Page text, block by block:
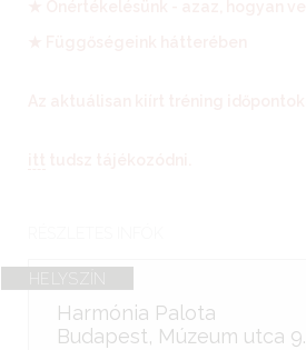
HELYSZÍN
Harmónia Palota
Budapest, Múzeum utca 9.